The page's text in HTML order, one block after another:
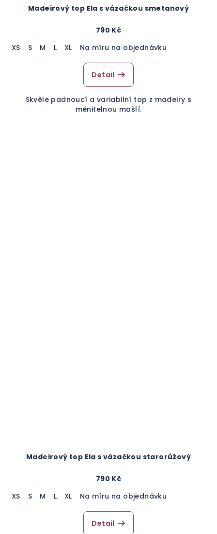
Madeirový top Ela s vázačkou smetanový
790 Kč
XS
S M L XL Na míru na objednávku
Detail
Skvěle padnoucí a variabilní top z madeiry s
měnitelnou mašlí.
Madeirový top Ela s vázačkou starorůžový
790 Kč
XS
S M L XL Na míru na objednávku
Detail